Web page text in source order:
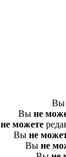
Вы
Вы не
не можете
Вы не
Вы не